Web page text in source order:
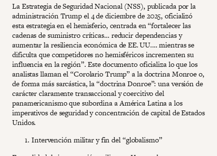
La Estrategia de Seguridad Nacional (NSS), publicada por la
administración Trump el 4 de diciembre de 2025, oficializó
esta estrategia en el hemisferio, centrada en “fortalecer las
cadenas de suministro críticas… reducir dependencias y
aumentar la resiliencia económica de EE. UU.… mientras se
dificulta que competidores no hemisféricos incrementen su
influencia en la región”. Este documento oficializa lo que los
analistas llaman el “Corolario Trump” a la doctrina Monroe o,
de forma más sarcástica, la “doctrina Donroe”: una versión de
carácter claramente transaccional y coercitivo del
panamericanismo que subordina a América Latina a los
imperativos de seguridad y concentración de capital de Estados
Unidos.
Intervención militar y fin del “globalismo”